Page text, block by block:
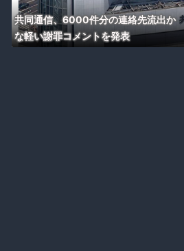
共同通信、6000件分の連絡先流出か
な軽い謝罪コメントを発表